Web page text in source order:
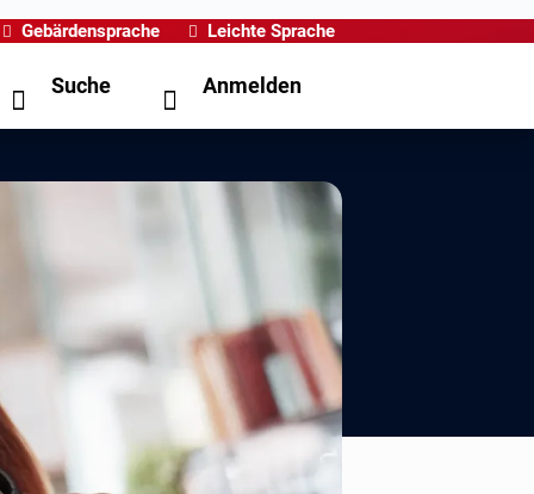
Gebärdensprache Leichte Sprache
Suche Anmelden